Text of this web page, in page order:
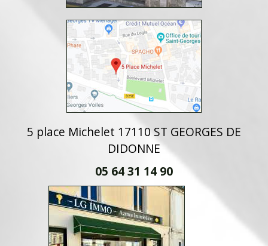
5 place Michelet 17110 ST GEORGES DE
DIDONNE
05 64 31 14 90